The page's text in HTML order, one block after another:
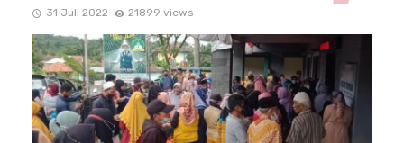
31 Juli 2022 21899 views